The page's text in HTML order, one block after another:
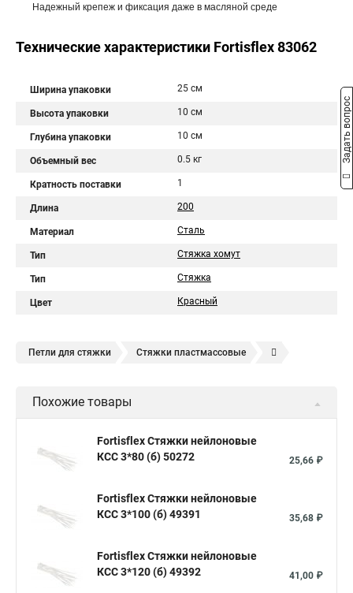
Надежный крепеж и фиксация даже в масляной среде
Технические характеристики Fortisflex 83062
Ширина упаковки 25 см
Высота упаковки 10 см
Глубина упаковки 10 см
Объемный вес 0.5 кг
Кратность поставки 1
Длина 200
Материал Сталь
Тип Стяжка хомут
Тип Стяжка
Цвет Красный
Петли для стяжки Стяжки пластмассовые
Стяжки зажим Хомут стяжка нейлоновая купить в
Стяжка alt Хомуты стяжки труб Стяжки магазин
Стяжки для кабелей металлические
Хомут стяжка это Хомут стяжка саморез
Купить стяжки кабельную
Похожие товары
Fortisflex Стяжки нейлоновые
КСС 3*80 (б) 50272
25,66 ₽
Fortisflex Стяжки нейлоновые
КСС 3*100 (б) 49391
35,68 ₽
Fortisflex Стяжки нейлоновые
КСС 3*120 (б) 49392
41,00 ₽
Задать вопрос